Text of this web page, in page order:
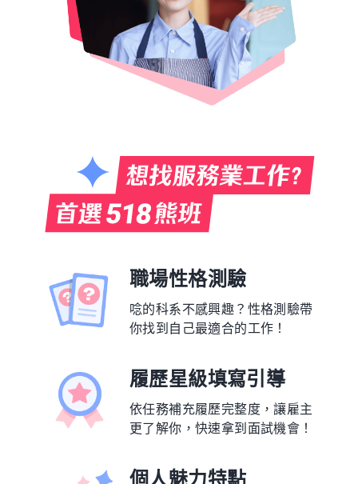
職場性格測驗
唸的科系不感興趣？性格測驗帶
你找到自己最適合的工作！
履歷星級填寫引導
依任務補充履歷完整度，讓雇主
更了解你，快速拿到面試機會！
個人魅力特點